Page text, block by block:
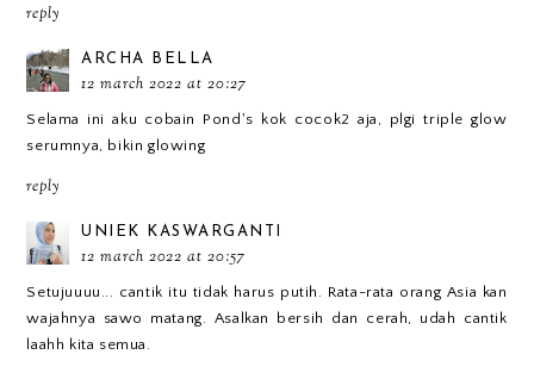
reply
ARCHA BELLA
12 march 2022 at 20:27
Selama ini aku cobain Pond's kok cocok2 aja, plgi triple glow
serumnya, bikin glowing
reply
UNIEK KASWARGANTI
12 march 2022 at 20:57
Setujuuuu... cantik itu tidak harus putih. Rata-rata orang Asia kan
wajahnya sawo matang. Asalkan bersih dan cerah, udah cantik
laahh kita semua.